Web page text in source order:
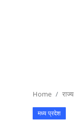
Home राज्य
मध्य प्रदेश